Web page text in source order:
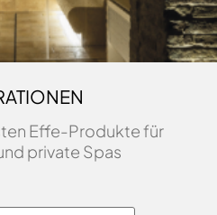
Effe-Produkte für
private Spas